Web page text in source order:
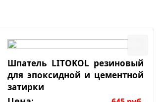
Шпатель LITOKOL резиновый
для эпоксидной и цементной
затирки